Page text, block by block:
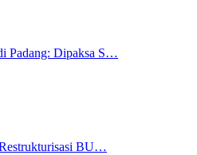
Padang: Dipaksa S…
BU…